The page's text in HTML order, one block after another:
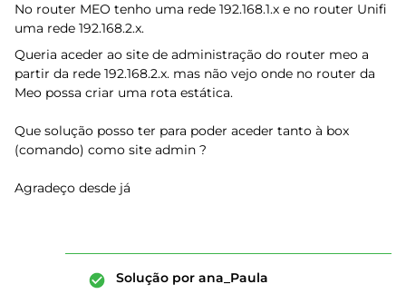
No router MEO tenho uma rede 192.168.1.x e no router Unifi
uma rede 192.168.2.x.
Queria aceder ao site de administração do router meo a
partir da rede 192.168.2.x. mas não vejo onde no router da
Meo possa criar uma rota estática.
Que solução posso ter para poder aceder tanto à box
(comando) como site admin ?
Agradeço desde já
Solução por ana_Paula